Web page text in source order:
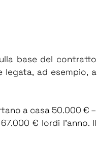
base del contratto
ad esempio, a
a casa 50.000 € –
€ lordi l’anno. Il